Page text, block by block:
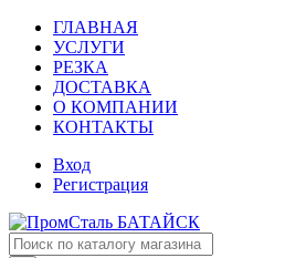
ГЛАВНАЯ
УСЛУГИ
РЕЗКА
ДОСТАВКА
О КОМПАНИИ
КОНТАКТЫ
Вход
Регистрация